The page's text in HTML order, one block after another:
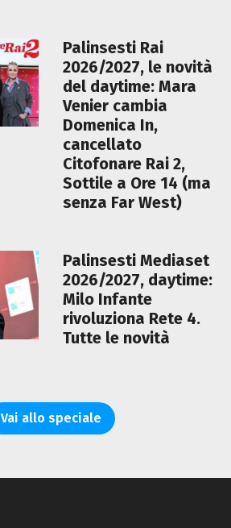
Palinsesti Rai
2026/2027, le novità
del daytime: Mara
Venier cambia
Domenica In,
cancellato
Citofonare Rai 2,
Sottile a Ore 14 (ma
senza Far West)
Palinsesti Mediaset
2026/2027, daytime:
Milo Infante
rivoluziona Rete 4.
Tutte le novità
Vai allo speciale